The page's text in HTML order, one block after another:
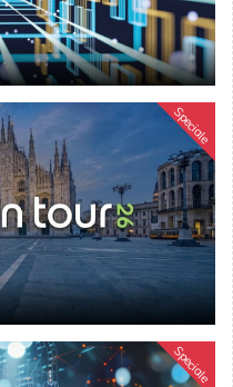
Speciale
Speciale